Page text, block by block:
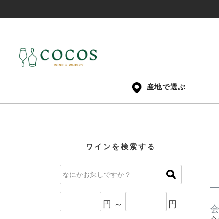
産地で選ぶ
ワインを検索する
円 ～ 円